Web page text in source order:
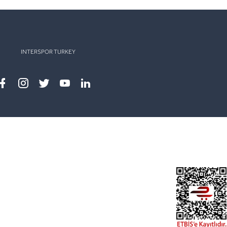
INTERSPOR TURKEY